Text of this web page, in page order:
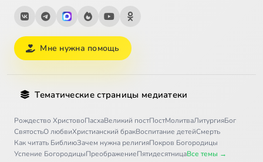
Мне нужна помощь
Тематические страницы медиатеки
Рождество ХристовоПасхаВеликий постПостМолитваЛитургияБог
СвятостьО любвиХристианский бракВоспитание детейСмерть
Как читать БиблиюЗачем нужна религияПокров Богородицы
Успение БогородицыПреображениеПятидесятницаВсе темы →